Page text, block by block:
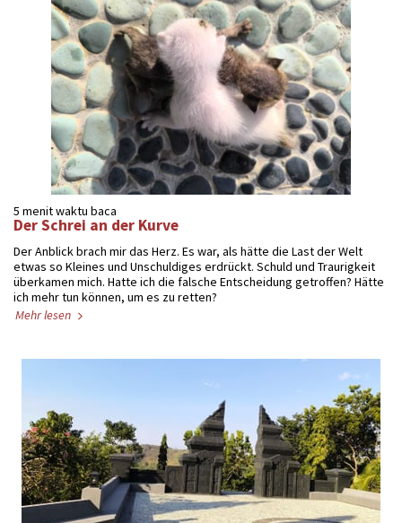
5 menit waktu baca
Der Schrei an der Kurve
Der Anblick brach mir das Herz. Es war, als hätte die Last der Welt
etwas so Kleines und Unschuldiges erdrückt. Schuld und Traurigkeit
überkamen mich. Hatte ich die falsche Entscheidung getroffen? Hätte
ich mehr tun können, um es zu retten?
Mehr lesen